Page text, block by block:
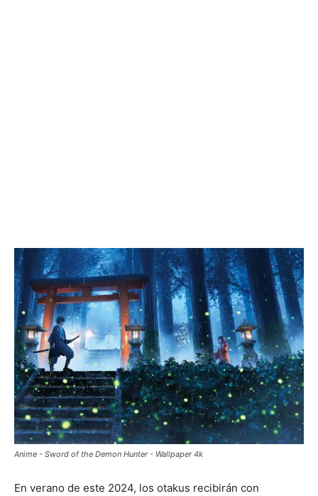
Anime - Sword of the Demon Hunter - Wallpaper 4k
En verano de este 2024, los otakus recibirán con